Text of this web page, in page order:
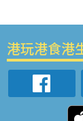
港玩港食港